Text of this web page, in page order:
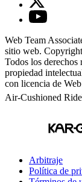
Web Team
sitio web.
Todos los derechos
propiedad
con licencia de
Air-Cushioned Ride
Arbitraje
Política de